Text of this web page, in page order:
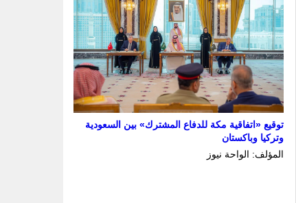
توقيع «اتفاقية مكة للدفاع المشترك» بين السعودية
وتركيا وباكستان
المؤلف: الواحة نيوز